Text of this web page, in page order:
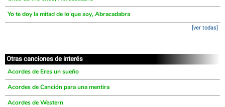
Yo te doy la mitad de lo que soy, Abracadabra
[ver todas]
Otras canciones de interés
Acordes de Eres un sueño
Acordes de Canción para una mentira
Acordes de Western